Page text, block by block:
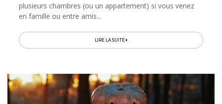
plusieurs chambres (ou un appartement) si vous venez
en famille ou entre amis...
LIRE LA SUITE